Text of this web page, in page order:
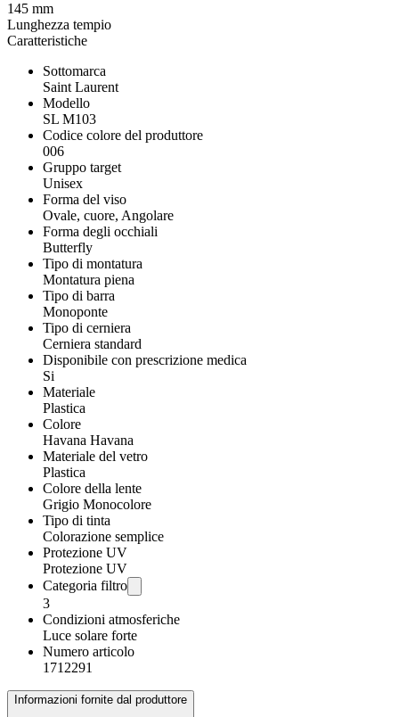
Caratteristiche
Sottomarca
Saint Laurent
Modello
SL M103
Codice colore del produttore
006
Gruppo target
Unisex
Forma del viso
Ovale, cuore, Angolare
Forma degli occhiali
Butterfly
Tipo di montatura
Montatura piena
Tipo di barra
Monoponte
Tipo di cerniera
Cerniera standard
Disponibile con prescrizione medica
Si
Materiale
Plastica
Colore
Havana Havana
Materiale del vetro
Plastica
Colore della lente
Grigio Monocolore
Tipo di tinta
Colorazione semplice
Protezione UV
Protezione UV
Categoria filtro
3
Condizioni atmosferiche
Luce solare forte
Numero articolo
1712291
Informazioni fornite dal produttore
145 mm
Lunghezza tempio